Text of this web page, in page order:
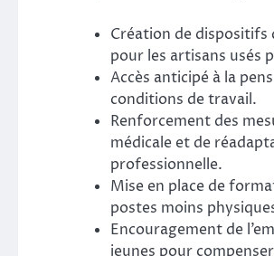
Création de
pour les artisans usés
Accès anticipé à la
conditions de travail.
Renforcement des
médicale et de
professionnelle.
Mise en place de
postes moins
Encouragement de
jeunes pour